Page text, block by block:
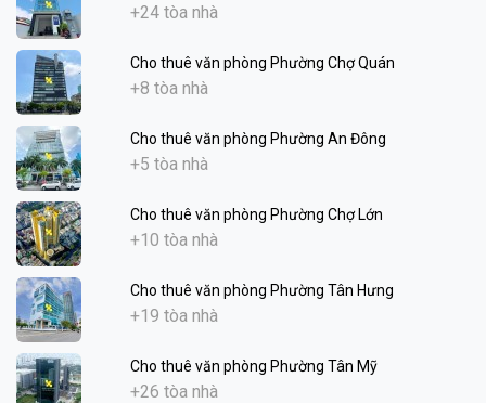
+24 tòa nhà
Cho thuê văn phòng Phường Chợ Quán
+8 tòa nhà
Cho thuê văn phòng Phường An Đông
+5 tòa nhà
Cho thuê văn phòng Phường Chợ Lớn
+10 tòa nhà
Cho thuê văn phòng Phường Tân Hưng
+19 tòa nhà
Cho thuê văn phòng Phường Tân Mỹ
+26 tòa nhà